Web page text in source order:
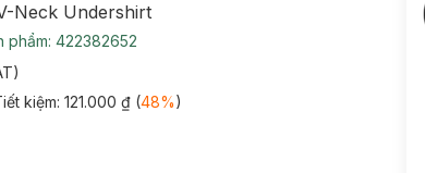
Neck Undershirt
phẩm: 422382652
kiệm: 121.000 ₫(48%)